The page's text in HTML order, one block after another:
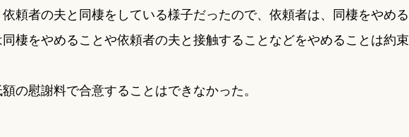
頼者の夫と同棲をしている様子だったので、依頼者は、同棲をやめる
棲をやめることや依頼者の夫と接触することなどをやめることは約束
の慰謝料で合意することはできなかった。